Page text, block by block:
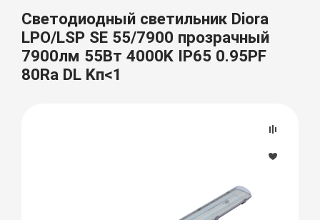
Светодиодный светильник Diora
LPO/LSP SE 55/7900 прозрачный
7900лм 55Вт 4000K IP65 0.95PF
80Ra DL Kп<1